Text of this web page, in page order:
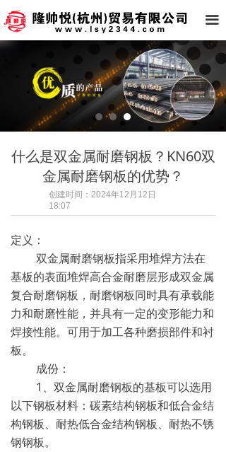
끀
什么是双金属耐磨钢板？KN60双
金属耐磨钢板的优势？
创建时间： 2024年12月12日
18:07
定义：
双金属耐磨钢板指采用堆焊方法在
基板的表面堆焊高合金耐磨层形成双金属
复合耐磨钢板，耐磨钢板同时具有承载能
力和耐磨性能，并具有一定的变形能力和
焊接性能。可用于加工各种磨损部件和衬
板。
成份：
1、双金属耐磨钢板的基板可以选用
以下钢板材料：碳素结构钢板和低合金结
构钢板、耐热低合金结构钢板、耐热不锈
钢钢板。